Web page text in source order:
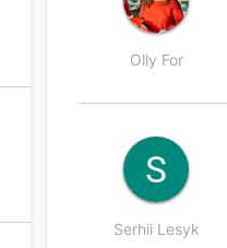
Olly For
Serhii Lesyk